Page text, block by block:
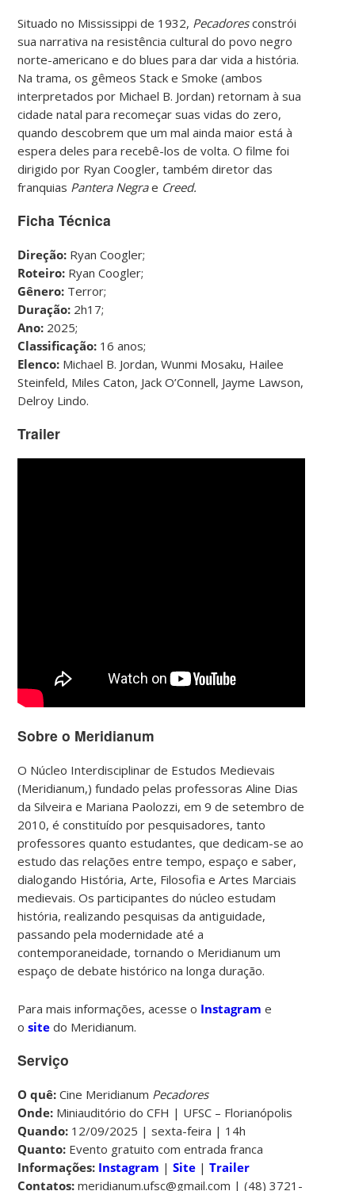
Situado no Mississippi de 1932, Pecadoresconstrói
sua narrativa na resistência cultural do povo negro
norte-americano e do blues para dar vida a história.
Na trama, os gêmeos Stack e Smoke (ambos
interpretados por Michael B. Jordan) retornam à sua
cidade natal para recomeçar suas vidas do zero,
quando descobrem que um mal ainda maior está à
espera deles para recebê-los de volta. O filme foi
dirigido por Ryan Coogler, também diretor das
franquias Pantera Negrae Creed.
Ficha Técnica
Direção: Ryan Coogler;
Roteiro: Ryan Coogler;
Gênero: Terror;
Duração: 2h17;
Ano: 2025;
Classificação: 16 anos;
Elenco: Michael B. Jordan, Wunmi Mosaku, Hailee
Steinfeld, Miles Caton, Jack O’Connell, Jayme Lawson,
Delroy Lindo.
Trailer
Sobre o Meridianum
O Núcleo Interdisciplinar de Estudos Medievais
(Meridianum,) fundado pelas professoras Aline Dias
da Silveira e Mariana Paolozzi, em 9 de setembro de
2010, é constituído por pesquisadores, tanto
professores quanto estudantes, que dedicam-se ao
estudo das relações entre tempo, espaço e saber,
dialogando História, Arte, Filosofia e Artes Marciais
medievais. Os participantes do núcleo estudam
história, realizando pesquisas da antiguidade,
passando pela modernidade até a
contemporaneidade, tornando o Meridianum um
espaço de debate histórico na longa duração.
Para mais informações, acesse o Instagram e
osite do Meridianum.
Serviço
O quê: Cine Meridianum Pecadores
Onde: Miniauditório do CFH | UFSC – Florianópolis
Quando: 12/09/2025 | sexta-feira | 14h
Quanto: Evento gratuito com entrada franca
Informações: Instagram |Site |Trailer
Contatos: meridianum.ufsc@gmail.com | (48) 3721-